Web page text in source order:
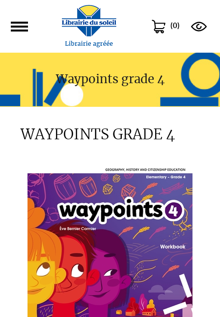
(0)
Waypoints grade 4
WAYPOINTS GRADE 4